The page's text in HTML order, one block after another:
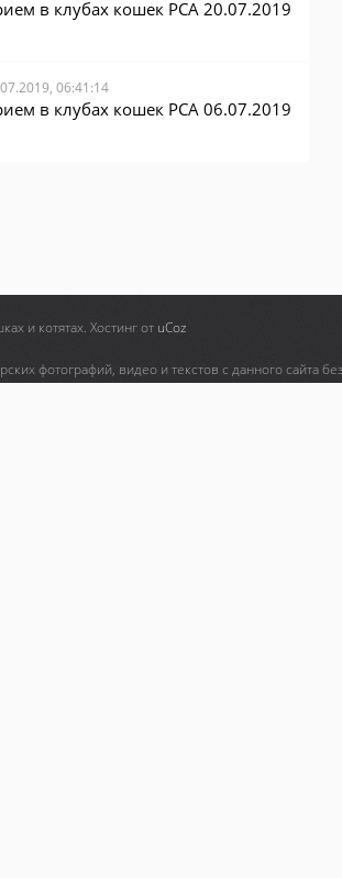
в клубах кошек PCA 20.07.2019
06:41:14
в клубах кошек PCA 06.07.2019
и котятах. Хостинг от uCoz
фотографий, видео и текстов с данного сайта